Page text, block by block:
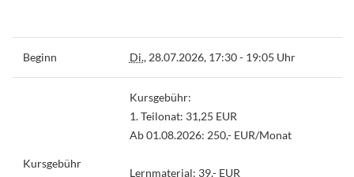
Beginn Di., 28.07.2026, 17:30 - 19:05 Uhr
Kursgebühr
Kursgebühr:
1. Teilonat: 31,25 EUR
Ab 01.08.2026: 250,- EUR/Monat
Lernmaterial: 39,- EUR